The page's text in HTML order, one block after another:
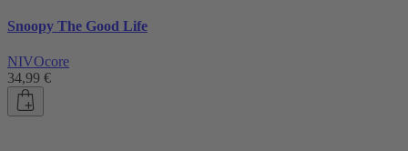
Snoopy The Good Life
NIVOcore
34,99 €